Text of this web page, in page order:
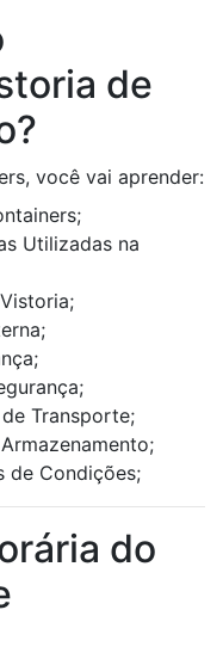
de
você vai aprender:
Utilizadas na
Transporte;
de Condições;
do